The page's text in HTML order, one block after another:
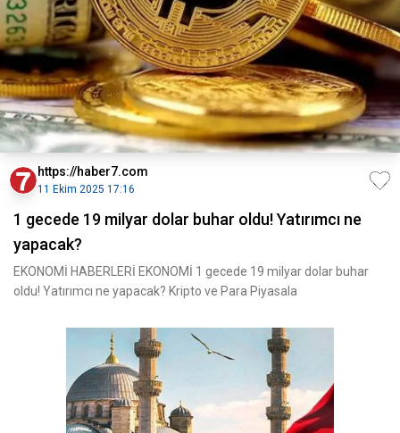
https://haber7.com
11 Ekim 2025 17:16
1 gecede 19 milyar dolar buhar oldu! Yatırımcı ne
yapacak?
EKONOMİ HABERLERİ EKONOMİ 1 gecede 19 milyar dolar buhar
oldu! Yatırımcı ne yapacak? Kripto ve Para Piyasala